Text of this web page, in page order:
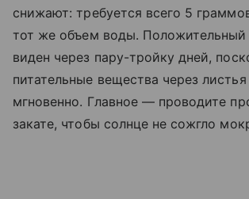
снижают: требуется всего 5
тот же объем воды. Положительный
виден через пару-тройку дней,
питательные вещества через
мгновенно. Главное — проводите
закате, чтобы солнце не сожгло